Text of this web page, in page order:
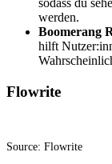
sodass du
werden.
Boomerang
hilft
Flowrite
Source: Flowrite